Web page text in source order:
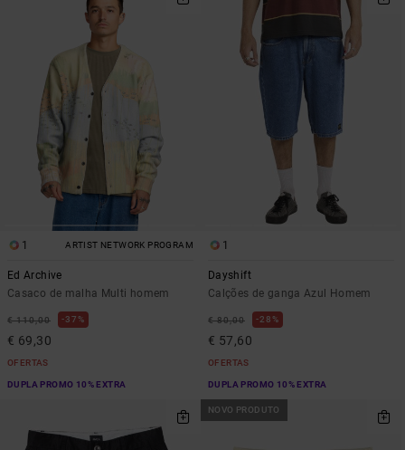
1 ARTIST NETWORK PROGRAM
Ed Archive
Casaco de malha Multi homem
€ 110,00 37%
€ 69,30
OFERTAS
DUPLA PROMO 10% EXTRA
1
Dayshift
Calções de ganga Azul Homem
€ 80,00 28%
€ 57,60
OFERTAS
DUPLA PROMO 10% EXTRA
NOVO PRODUTO